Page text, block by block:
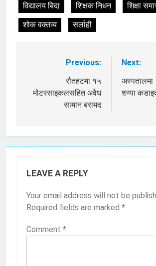
विद्यालय बिदा
शिक्षक निधन
शिक्षा
शोक वक्तव्य
सर्लाही
navigation
Previous:
रौतहटमा १५
मोटरसाइकलसहित अवैध
सामान बरामद
Next:
अस्पतालमा
शय्या
LEAVE A REPLY
Your email address will not be
Required fields are marked *
Comment *